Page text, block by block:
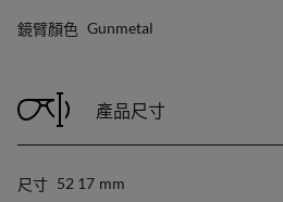
鏡臂顏色 Gunmetal
產品尺寸
尺寸 52 17 Mm